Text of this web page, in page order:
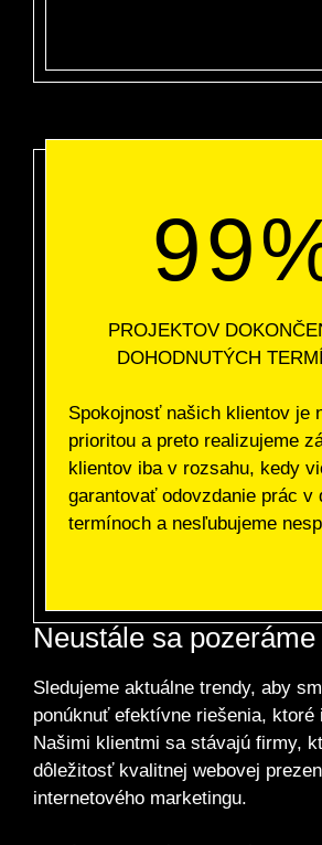
PROJEKTOV
DOHODNUTÝCH
Spokojnosť našich klientov je
prioritou a preto realizujeme
klientov iba v rozsahu, kedy
garantovať odovzdanie prác v
termínoch a nesľubujeme
Neustále sa
Sledujeme aktuálne trendy, aby
ponúknuť efektívne riešenia, ktoré
Našimi klientmi sa stávajú firmy,
dôležitosť kvalitnej webovej
internetového marketingu.